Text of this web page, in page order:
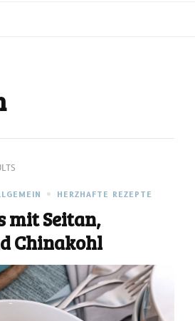
HERZHAFTE REZEPTE
mit Seitan,
Chinakohl